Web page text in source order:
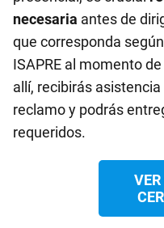
necesaria antes de
que corresponda
ISAPRE al momento
allí, recibirás
reclamo y podrás
requeridos.